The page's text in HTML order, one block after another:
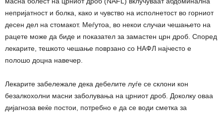
непријатност и болка, како и чувство на исполнетост во горниот
десен дел на стомакот. Меѓутоа, во некои случаи чешањето на
рацете може да биде и показател за замастен црн дроб. Според
лекарите, тешкото чешање поврзано со НАФЛ најчесто е
полошо доцна навечер.
Лекарите забележале дека дебелите луѓе се склони кон
безалкохолни масни заболувања на црниот дроб. Доколку оваа
дијагноза веќе постои, потребно е да се води сметка за